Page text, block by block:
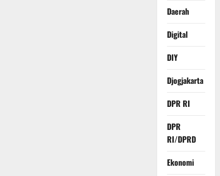
Daerah
Digital
DIY
Djogjakarta
DPR RI
DPR
RI/DPRD
Ekonomi